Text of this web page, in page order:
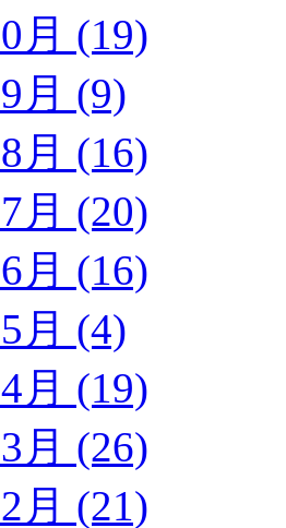
月 (19)
月 (9)
月 (16)
月 (20)
月 (16)
月 (4)
月 (19)
月 (26)
月 (21)